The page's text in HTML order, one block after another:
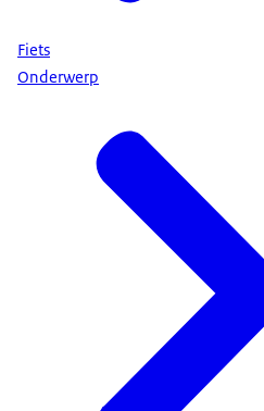
Fiets
Onderwerp